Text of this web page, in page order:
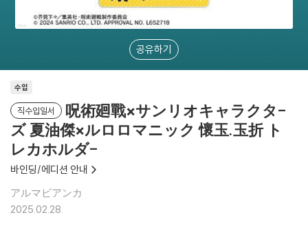
공유하기
수입
직수입일서
呪術廻戰×サンリオキャラクタ-
ズ 夏油傑×ルロロマニック 懷玉.玉折 ト
レカホルダ-
바인딩/에디션 안내
アルマビアンカ
2025.02.28.